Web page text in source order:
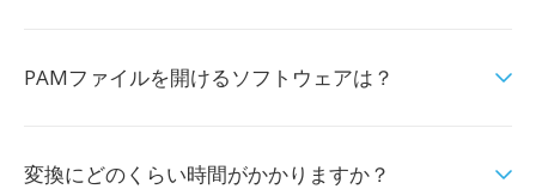
PAMファイルを開けるソフトウェアは？
変換にどのくらい時間がかかりますか？